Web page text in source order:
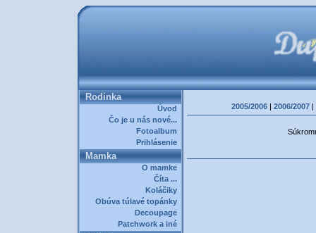
Rodinka
Úvod
Čo je u nás nové...
Fotoalbum
Prihlásenie
Mamka
O mamke
Číta ...
Koláčiky
Obúva túlavé topánky
Decoupage
Patchwork a iné
2005/2006 | 2006/2007 |